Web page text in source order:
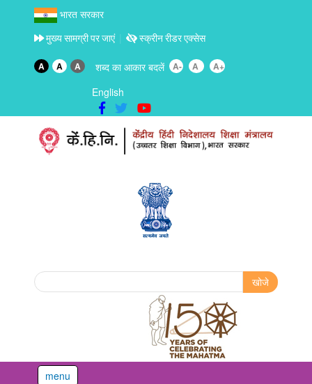
भारत सरकार
मुख्य सामग्री पर जाएं स्क्रीन रीडर एक्सेस
A A A शब्द का आकार बदलें A- A A+
English
Search form
खोजे
menu